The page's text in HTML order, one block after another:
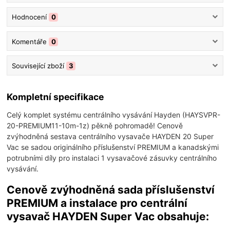
Hodnocení 0
Komentáře 0
Související zboží 3
Kompletní specifikace
Celý komplet systému centrálního vysávání Hayden (HAYSVPR-
20-PREMIUM11-10m-1z) pěkně pohromadě! Cenově
zvýhodněná sestava centrálního vysavače HAYDEN 20 Super
Vac se sadou originálního příslušenství PREMIUM a kanadskými
potrubními díly pro instalaci 1 vysavačové zásuvky centrálního
vysávání.
Cenově zvýhodněná sada příslušenství
PREMIUM a instalace pro centrální
vysavač HAYDEN Super Vac obsahuje: